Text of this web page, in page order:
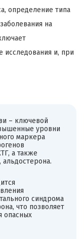
определение типа
на
исследования и, при
– ключевой
уровни
маркера
а также
синдрома
что позволяет
опасных